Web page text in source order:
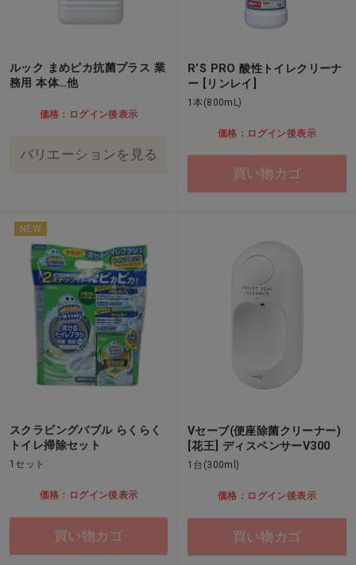
ルック まめピカ抗菌プラス 業
務用 本体…他
価格：ログイン後表示
バリエーションを見る
R’S PRO 酸性トイレクリーナ
ー [リンレイ]
1本(800mL)
価格：ログイン後表示
買い物カゴ
NEW
スクラビングバブル らくらく
トイレ掃除セット
1セット
価格：ログイン後表示
買い物カゴ
Vセーブ(便座除菌クリーナー)
[花王] ディスペンサーV300
1台(300ml)
価格：ログイン後表示
買い物カゴ